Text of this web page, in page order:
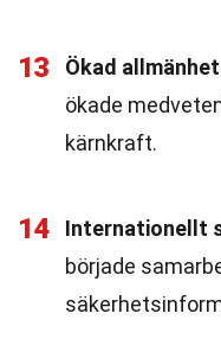
13 Ökad
ökade
kärnkraft.
14 Internationellt
började